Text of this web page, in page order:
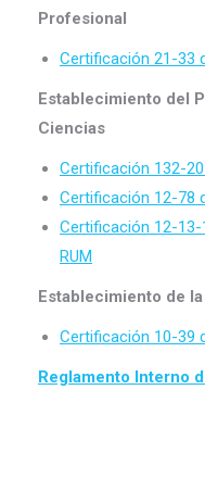
Profesional
Certificación 21-33
Establecimiento del
Ciencias
Certificación 132-
Certificación 12-78
Certificación 12-13-
RUM
Establecimiento de
Certificación 10-39
Reglamento Interno